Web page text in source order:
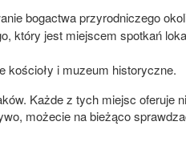
bogactwa przyrodniczego
który jest miejscem spotkań
kościoły i muzeum historyczne.
Każde z tych miejsc oferuje
możecie na bieżąco